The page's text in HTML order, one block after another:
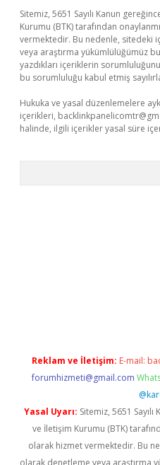
Sitemiz, 5651 Sayılı Kanun
Kurumu (BTK) tarafından
vermektedir. Bu nedenle, sitedeki
veya araştırma yükümlülüğümüz
yazdıkları içeriklerin
bu sorumluluğu kabul etmiş
Hukuka ve yasal düzenlemelere
içerikleri,
halinde, ilgili içerikler yasal süre
Reklam ve İletişim: E-mail:
forumhizmeti@gmail.com
Yasal Uyarı: Sitemiz, 5651
ve İletişim Kurumu (BTK)
olarak hizmet vermektedir. Bu
olarak denetleme veya araştırma